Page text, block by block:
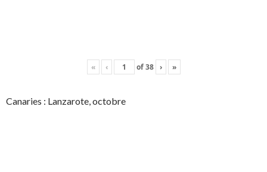
« ‹ of38 › »
Canaries : Lanzarote, octobre